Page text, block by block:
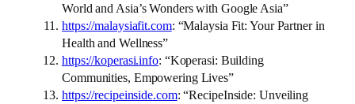
World and Asia’s Wonders with Google Asia”
https://malaysiafit.com: “Malaysia Fit: Your Partner in
Health and Wellness”
https://koperasi.info: “Koperasi: Building
Communities, Empowering Lives”
https://recipeinside.com: “RecipeInside: Unveiling